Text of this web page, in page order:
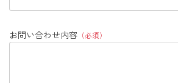
お問い合わせ内容 （必須）